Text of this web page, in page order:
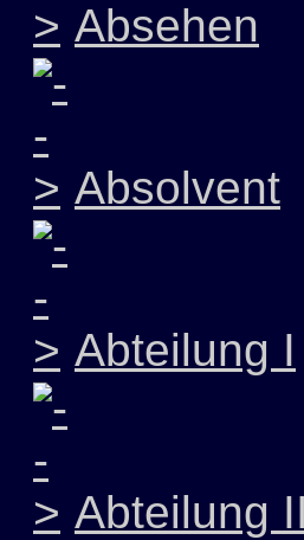
Absehen
Absolvent
Abteilung I
Abteilung II